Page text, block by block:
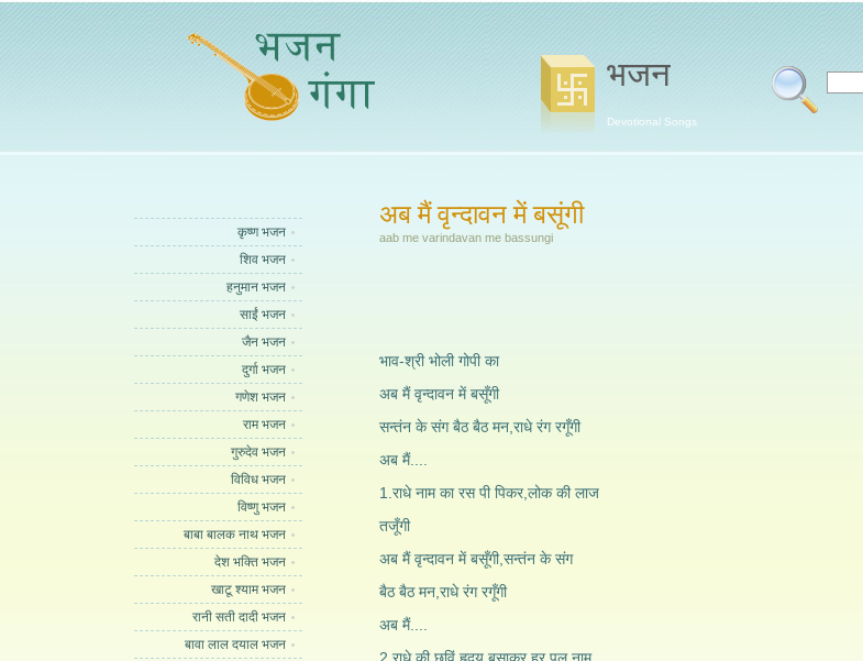
भजन
Devotional Songs
कृष्ण भजन
शिव भजन
हनुमान भजन
साईं भजन
जैन भजन
दुर्गा भजन
गणेश भजन
राम भजन
गुरुदेव भजन
विविध भजन
विष्णु भजन
बाबा बालक नाथ भजन
देश भक्ति भजन
खाटू श्याम भजन
रानी सती दादी भजन
बावा लाल दयाल भजन
अब मैं वृन्दावन में बसूंगी
aab me varindavan me bassungi
भाव-श्री भोली गोपी का
अब मैं वृन्दावन में बसूँगी
सन्तंन के संग बैठ बैठ मन,राधे रंग रगूँगी
अब मैं....
1.राधे नाम का रस पी पिकर,लोक की लाज
तजूँगी
अब मैं वृन्दावन में बसूँगी,सन्तंन के संग
बैठ बैठ मन,राधे रंग रगूँगी
अब मैं....